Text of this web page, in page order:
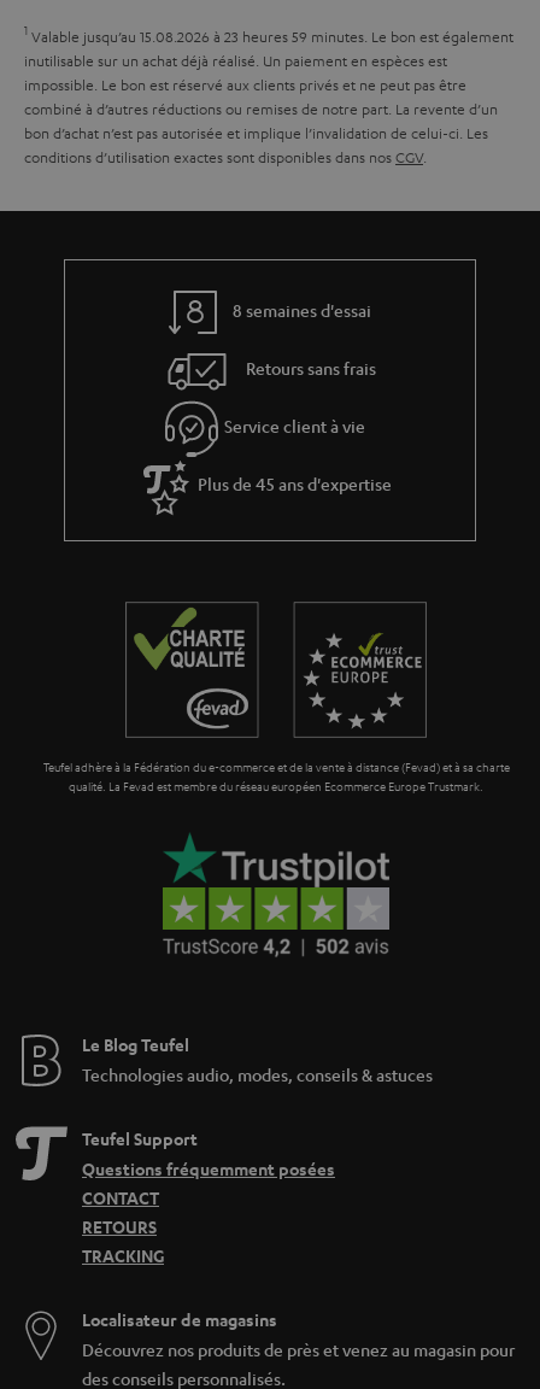
s
à
l
’
e
t
i
v
e
l
e
t
1 Valable jusqu’au 15.08.2026 à 23 heures 59 minutes. Le bon est également
inutilisable sur un achat déjà réalisé. Un paiement en espèces est
impossible. Le bon est réservé aux clients privés et ne peut pas être
combiné à d’autres réductions ou remises de notre part. La revente d’un
bon d’achat n’est pas autorisée et implique l’invalidation de celui-ci. Les
conditions d’utilisation exactes sont disponibles dans nosCGV.
8 semaines d'essai
Retours sans frais
Service client à vie
Plus de 45 ans d'expertise
Teufel adhère à la Fédération du e-commerce et de la vente à distance (Fevad) et à sa charte
qualité. La Fevad est membre du réseau européen Ecommerce Europe Trustmark.
Le Blog Teufel
Technologies audio, modes, conseils & astuces
Teufel Support
Questions fréquemment posées
CONTACT
RETOURS
TRACKING
Localisateur de magasins
Découvrez nos produits de près et venez au magasin pour
des conseils personnalisés.